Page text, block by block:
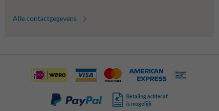
Alle contactgegevens
Betaling achteraf
is mogelijk